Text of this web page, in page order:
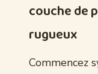
couche de
rugueux
Commencez